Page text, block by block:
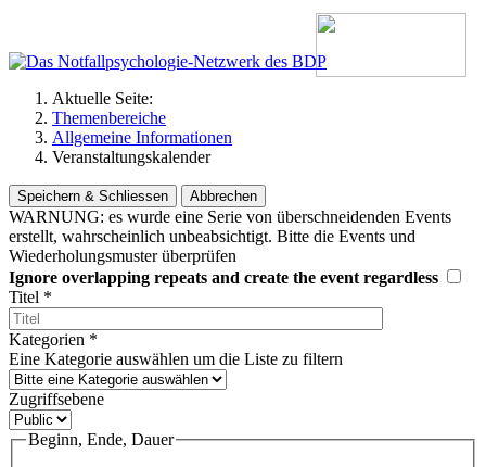
Aktuelle Seite:
Themenbereiche
Allgemeine Informationen
Veranstaltungskalender
Speichern & Schliessen Abbrechen
WARNUNG: es wurde eine Serie von überschneidenden Events
erstellt, wahrscheinlich unbeabsichtigt. Bitte die Events und
Wiederholungsmuster überprüfen
Ignore overlapping repeats and create the event regardless
Titel *
Kategorien *
Eine Kategorie auswählen um die Liste zu filtern
Zugriffsebene
Beginn, Ende, Dauer